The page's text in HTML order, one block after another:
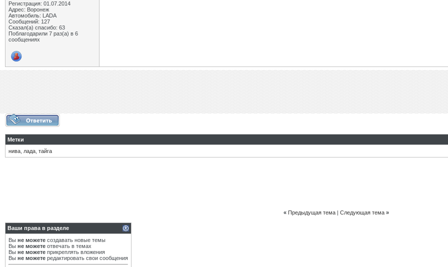
Регистрация: 01.07.2014
Адрес: Воронеж
Автомобиль: LADA
Сообщений: 127
Сказал(а) спасибо: 63
Поблагодарили 7 раз(а) в 6
сообщениях
Метки
нива лада тайга
« Предыдущая тема| Следующая тема »
Ваши права в разделе
Вы не можете создавать новые темы
Вы не можете отвечать в темах
Вы не можете прикреплять вложения
Вы не можете редактировать свои сообщения